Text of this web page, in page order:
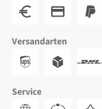
Versandarten
Service